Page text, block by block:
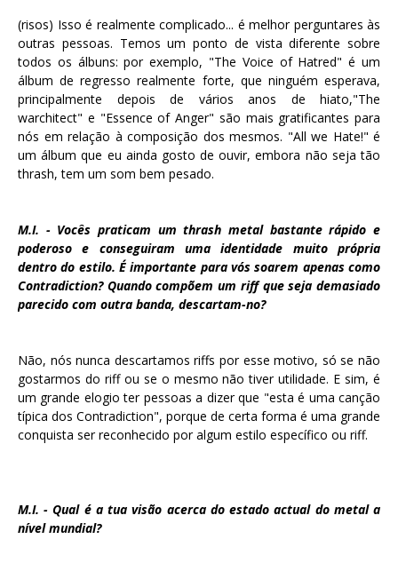
(risos) Isso é realmente complicado... é melhor perguntares às
outras pessoas. Temos um ponto de vista diferente sobre
todos os álbuns: por exemplo, "The Voice of Hatred" é um
álbum de regresso realmente forte, que ninguém esperava,
principalmente depois de vários anos de hiato,"The
warchitect" e "Essence of Anger" são mais gratificantes para
nós em relação à composição dos mesmos. "All we Hate!" é
um álbum que eu ainda gosto de ouvir, embora não seja tão
thrash, tem um som bem pesado.
M.I. - Vocês praticam um thrash metal bastante rápido e
poderoso e conseguiram uma identidade muito própria
dentro do estilo. É importante para vós soarem apenas como
Contradiction? Quando compõem um riff que seja demasiado
parecido com outra banda, descartam-no?
Não, nós nunca descartamos riffs por esse motivo, só se não
gostarmos do riff ou se o mesmo não tiver utilidade. E sim, é
um grande elogio ter pessoas a dizer que "esta é uma canção
típica dos Contradiction", porque de certa forma é uma grande
conquista ser reconhecido por algum estilo específico ou riff.
M.I. - Qual é a tua visão acerca do estado actual do metal a
nível mundial?